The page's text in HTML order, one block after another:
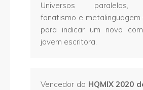
Universos paralelos,
fanatismo e metalinguagem
para indicar um novo
jovem escritora.
Vencedor do HQMIX 2020